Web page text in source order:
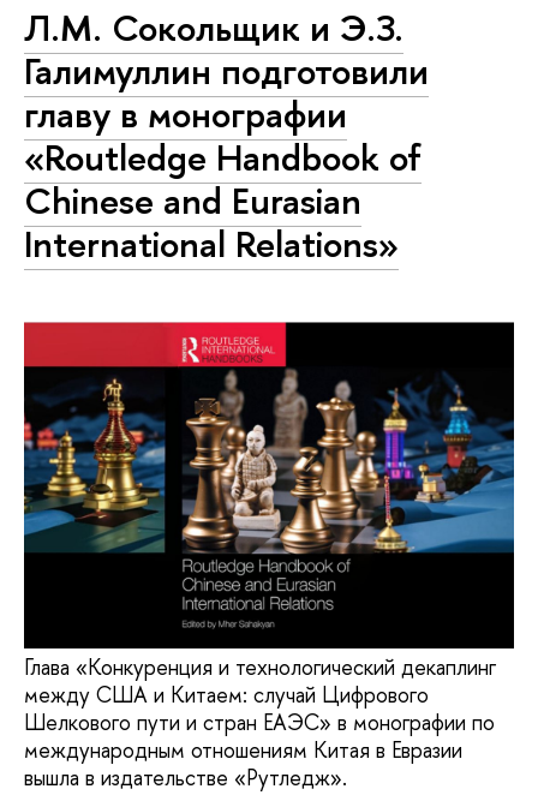
Л.М. Сокольщик и Э.З.
Галимуллин подготовили
главу в монографии
«Routledge Handbook of
Chinese and Eurasian
International Relations»
Глава «Конкуренция и технологический декаплинг
между США и Китаем: случай Цифрового
Шелкового пути и стран ЕАЭС» в монографии по
международным отношениям Китая в Евразии
вышла в издательстве «Рутледж».